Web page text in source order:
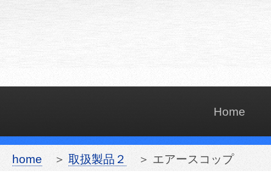
Home
home ＞ 取扱製品２ ＞ エアースコップ